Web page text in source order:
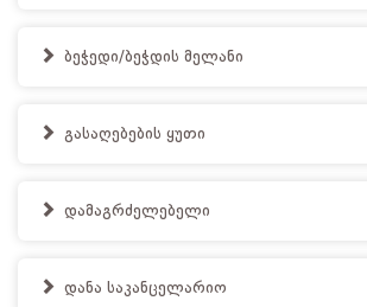
ბეჭედი/ბეჭდის მელანი
გასაღებების ყუთი
დამაგრძელებელი
დანა საკანცელარიო